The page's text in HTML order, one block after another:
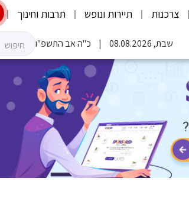
צרכנות תיירות ונופש תרבות וחינוך
שבת, 08.08.2026 כ"ה אב התשפ"ו